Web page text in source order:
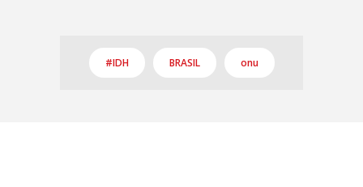
#IDH BRASIL onu